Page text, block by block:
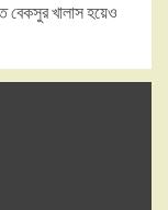
বেকসুর খালাস হয়েও